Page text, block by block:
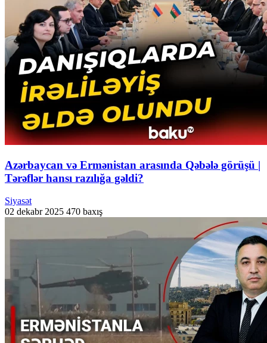
Azərbaycan və Ermənistan arasında Qəbələ görüşü |
Tərəflər hansı razılığa gəldi?
Siyasət
02 dekabr 2025 470 baxış